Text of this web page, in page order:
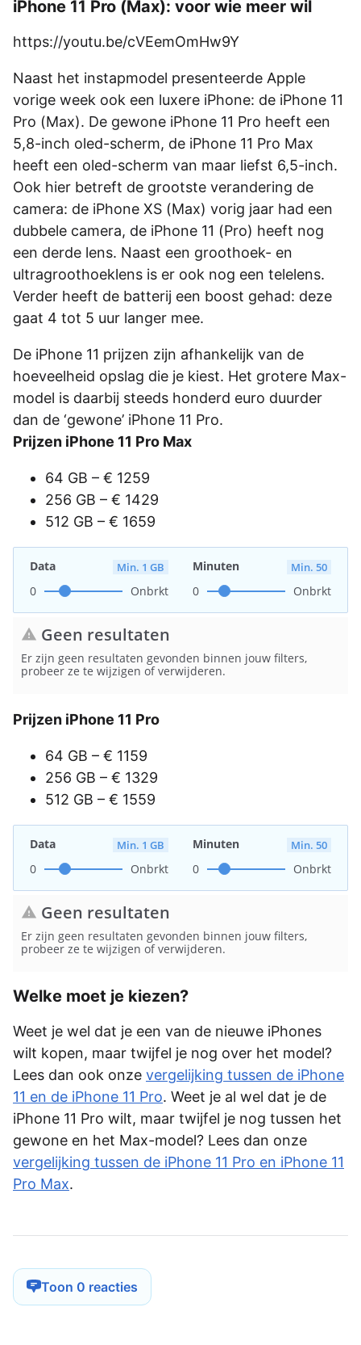
iPhone 11 Pro (Max): voor wie meer wil
https://youtu.be/cVEemOmHw9Y
Naast het instapmodel presenteerde Apple
vorige week ook een luxere iPhone: de iPhone 11
Pro (Max). De gewone iPhone 11 Pro heeft een
5,8-inch oled-scherm, de iPhone 11 Pro Max
heeft een oled-scherm van maar liefst 6,5-inch.
Ook hier betreft de grootste verandering de
camera: de iPhone XS (Max) vorig jaar had een
dubbele camera, de iPhone 11 (Pro) heeft nog
een derde lens. Naast een groothoek- en
ultragroothoeklens is er ook nog een telelens.
Verder heeft de batterij een boost gehad: deze
gaat 4 tot 5 uur langer mee.
De iPhone 11 prijzen zijn afhankelijk van de
hoeveelheid opslag die je kiest. Het grotere Max-
model is daarbij steeds honderd euro duurder
dan de ‘gewone’ iPhone 11 Pro.
Prijzen iPhone 11 Pro Max
64 GB – € 1259
256 GB – € 1429
512 GB – € 1659
Data Min. 1 GB
0 Onbrkt
Minuten Min. 50
0 Onbrkt
warning Geen resultaten
Er zijn geen resultaten gevonden binnen jouw filters,
probeer ze te wijzigen of verwijderen.
Prijzen iPhone 11 Pro
64 GB – € 1159
256 GB – € 1329
512 GB – € 1559
Data Min. 1 GB
0 Onbrkt
Minuten Min. 50
0 Onbrkt
warning Geen resultaten
Er zijn geen resultaten gevonden binnen jouw filters,
probeer ze te wijzigen of verwijderen.
Welke moet je kiezen?
Weet je wel dat je een van de nieuwe iPhones
wilt kopen, maar twijfel je nog over het model?
Lees dan ook onze vergelijking tussen de iPhone
11 en de iPhone 11 Pro. Weet je al wel dat je de
iPhone 11 Pro wilt, maar twijfel je nog tussen het
gewone en het Max-model? Lees dan onze
vergelijking tussen de iPhone 11 Pro en iPhone 11
Pro Max.
Toon 0 reacties